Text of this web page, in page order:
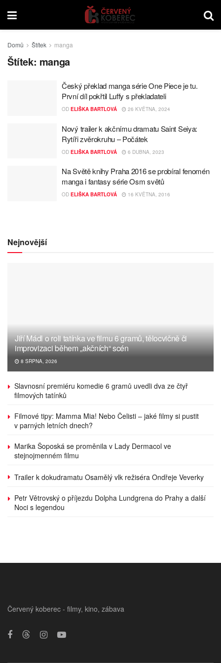
Domů Štítek manga
Štítek: manga
Český překlad manga série One Piece je tu.
První díl pokřtil Luffy s překladateli
OD ELIŠKA BARTLOVÁ 26 KVĚTNA, 2024
Nový trailer k akčnímu dramatu Saint Seiya:
Rytíři zvěrokruhu – Počátek
OD ELIŠKA BARTLOVÁ 6 DUBNA, 2023
Na Světě knihy Praha 2016 se probíral fenomén
manga i fantasy série Osm světů
OD ELIŠKA BARTLOVÁ 16 KVĚTNA, 2016
Nejnovější
Jiří Mádl o roli tatínka ve filmu 6 gramů, tělocvičně či
improvizaci během „akčních“ scén
8 SRPNA, 2026
Slavnosní premiéru komedie 6 gramů uvedli dva ze čtyř
filmových tatínků
Filmové tipy: Mamma Mia! Nebo Čelisti – jaké filmy si pustit
v parných letních dnech?
Marika Šoposká se proměnila v Lady Dermacol ve
stejnojmenném filmu
Trailer k dokudramatu Osamělý vlk režiséra Ondřeje Veverky
Petr Větrovský o příjezdu Dolpha Lundgrena do Prahy a další
Noci s legendou
Červený koberec - filmy, kino, zábava